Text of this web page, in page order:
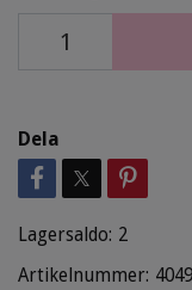
Dela
Lagersaldo: 2
Artikelnummer: